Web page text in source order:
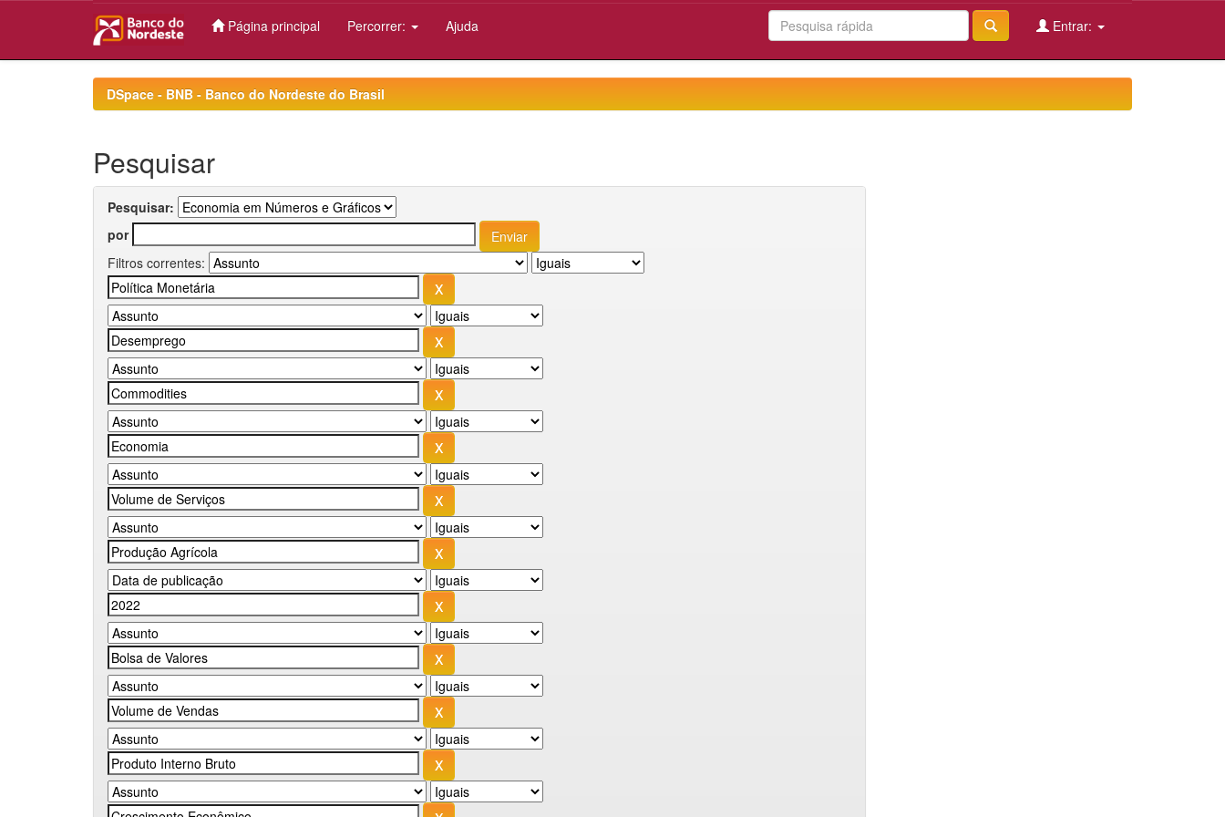
Página principal Percorrer: Ajuda Entrar:
DSpace - BNB - Banco do Nordeste do Brasil
Pesquisar
Pesquisar:
por
Filtros correntes: